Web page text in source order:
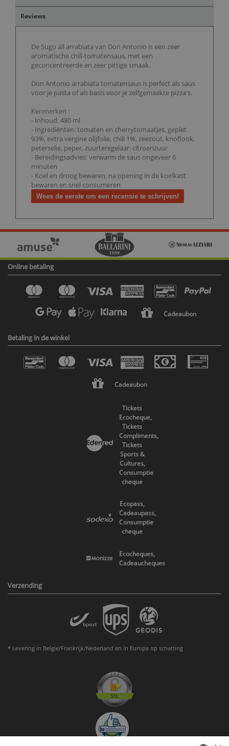
Reviews
De Sugo all arrabiata van Don Antonio is een zeer
aromatische chili-tomatensaus, met een
geconcentreerde en zeer pittige smaak.
Don Antonio arrabiata tomatensaus is perfect als saus
voor je pasta of als basis voor je zelfgemaakte pizza's.
Kenmerken :
- Inhoud: 480 ml
- Ingrediënten: tomaten en cherrytomaatjes, geplet
93%, extra vergine olijfolie, chili 1%, zeezout, knoflook,
peterselie, peper, zuurteregelaar: citroenzuur
- Bereidingsadvies: verwarm de saus ongeveer 6
minuten
- Koel en droog bewaren, na opening in de koelkast
bewaren en snel consumeren
Wees de eerste om een recensie te schrijven!
Online betaling
Cadeaubon
Betaling in de winkel
Cadeaubon
Tickets
Ecocheque,
Tickets
Compliments,
Tickets
Sports &
Cultures,
Consumptie
cheque
Ecopass,
Cadeaupass,
Consumptie
cheque
Ecocheques,
Cadeaucheques
Verzending
* Levering in Belgie/Frankrijk/Nederland en in Europa op schatting